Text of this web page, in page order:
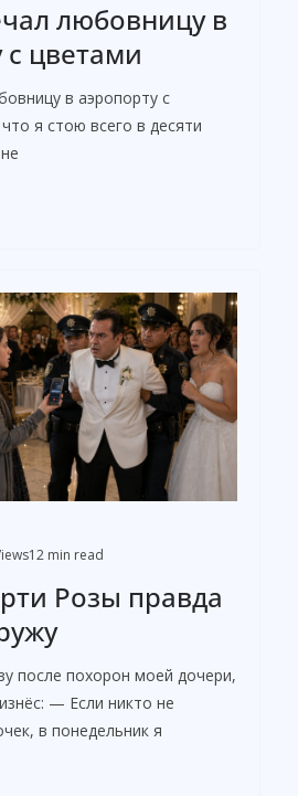
любовницу в
с цветами
в аэропорту с
я стою всего в десяти
12 min read
Розы правда
после похорон моей дочери,
— Если никто не
в понедельник я